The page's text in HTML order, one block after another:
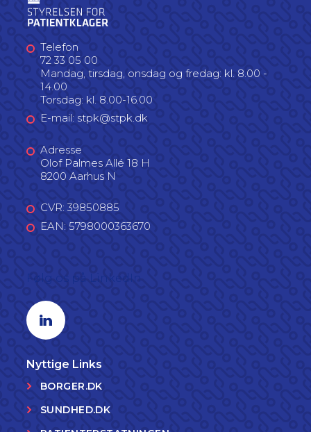
Telefon
72 33 05 00
Mandag, tirsdag, onsdag og fredag: kl. 8.00 -
14.00
Torsdag: kl. 8.00-16.00
E-mail: stpk@stpk.dk
Adresse
Olof Palmes Allé 18 H
8200 Aarhus N
CVR: 39850885
EAN: 5798000363670
Linkedin profil
Nyttige Links
BORGER.DK
SUNDHED.DK